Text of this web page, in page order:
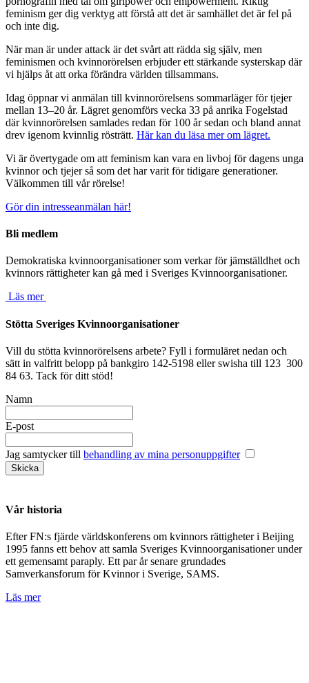
feminism ger dig verktyg att förstå att det är samhället det är fel på
och inte dig.
När man är under attack är det svårt att rädda sig själv, men
feminismen och kvinnorörelsen erbjuder ett stärkande systerskap där
vi hjälps åt att orka förändra världen tillsammans.
Idag öppnar vi anmälan till kvinnorörelsens sommarläger för tjejer
mellan 13–20 år. Lägret genomförs vecka 33 på anrika Fogelstad
där kvinnorörelsen samlades redan för 100 år sedan och bland annat
drev igenom kvinnlig rösträtt. Här kan du läsa mer om lägret.
Vi är övertygade om att feminism kan vara en livboj för dagens unga
kvinnor och tjejer så som det har varit för tidigare generationer.
Välkommen till vår rörelse!
Gör din intresseanmälan här!
Bli medlem
Demokratiska kvinnoorganisationer som verkar för jämställdhet och
kvinnors rättigheter kan gå med i Sveriges Kvinnoorganisationer.
Läs mer
Stötta Sveriges Kvinnoorganisationer
Vill du stötta kvinnorörelsens arbete? Fyll i formuläret nedan och
sätt in valfritt belopp på bankgiro 142-5198 eller swisha till 123 300
84 63. Tack för ditt stöd!
Namn
E-post
Jag samtycker till behandling av mina personuppgifter
Vår historia
Efter FN:s fjärde världskonferens om kvinnors rättigheter i Beijing
1995 fanns ett behov att samla Sveriges Kvinnoorganisationer under
ett gemensamt paraply. Ett par år senare grundades
Samverkansforum för Kvinnor i Sverige, SAMS.
Läs mer